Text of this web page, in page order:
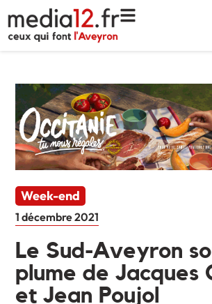
Week-end
1 décembre 2021
Le Sud-Aveyron
plume de Jacques
et Jean Poujol